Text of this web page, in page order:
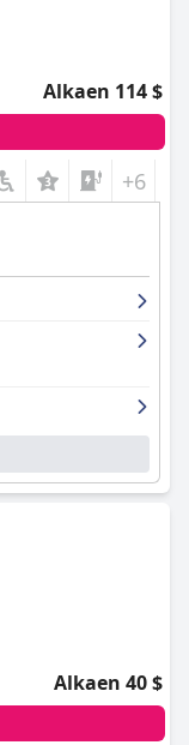
Alkaen 114 $
+6
Alkaen 40 $